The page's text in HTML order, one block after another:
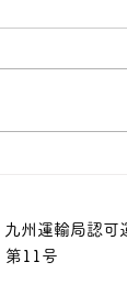
九州運輸局認
第11号